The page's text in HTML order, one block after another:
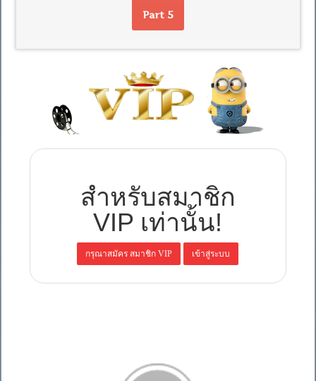
Part 5
สำหรับสมาชิก
VIP เท่านั้น!